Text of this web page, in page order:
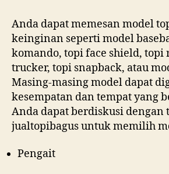
Anda dapat memesan model
keinginan seperti model
komando, topi face shield, topi
trucker, topi snapback, atau
Masing-masing model dapat
kesempatan dan tempat yang
Anda dapat berdiskusi dengan
jualtopibagus untuk memilih
Pengait